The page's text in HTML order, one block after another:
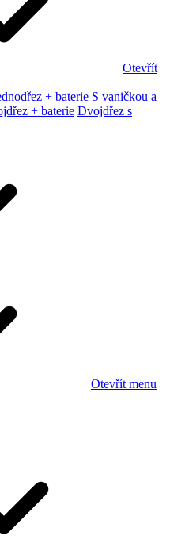
Otevřít
+ baterie S vaničkou a
+ baterie Dvojdřez s
Otevřít menu